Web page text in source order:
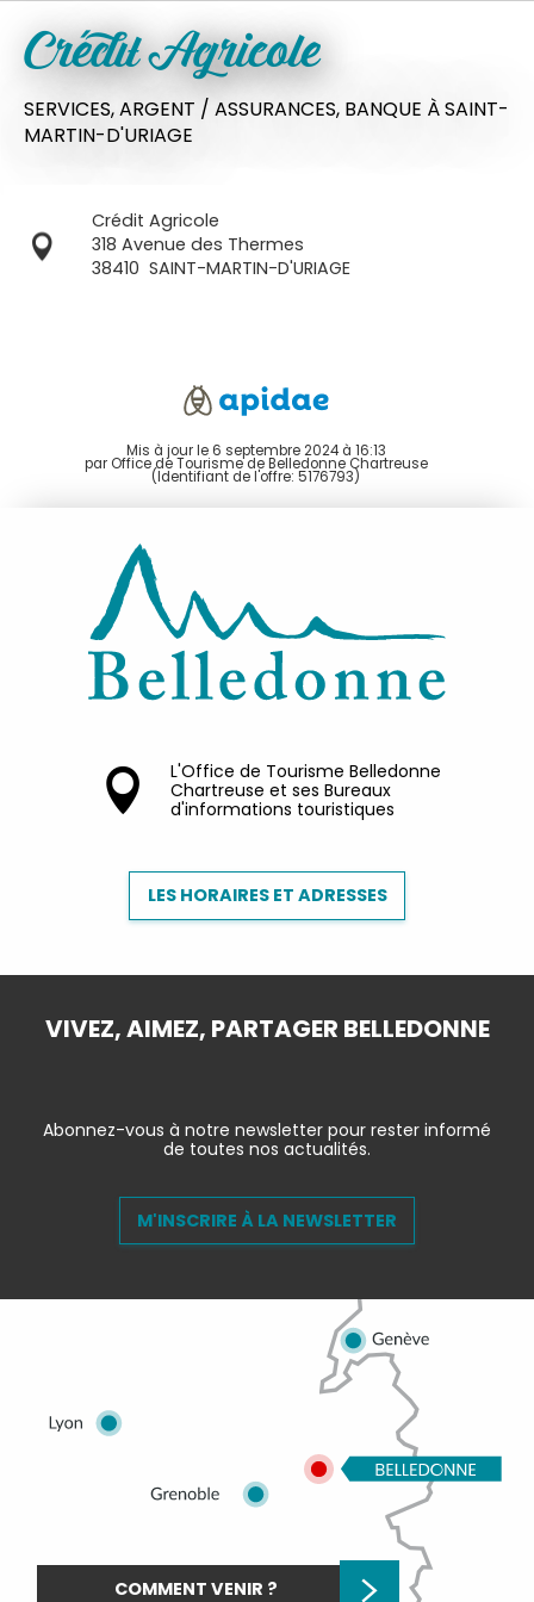
Crédit Agricole
SERVICES,ARGENT / ASSURANCES, BANQUE À SAINT-
MARTIN-D'URIAGE
Crédit Agricole
318 Avenue des Thermes
38410 SAINT-MARTIN-D'URIAGE
Mis à jour le 6 septembre 2024 à 16:13
par Office de Tourisme de Belledonne Chartreuse
(Identifiant de l'offre: 5176793)
L'Office de Tourisme Belledonne
Chartreuse et ses Bureaux
d'informations touristiques
LES HORAIRES ET ADRESSES
VIVEZ, AIMEZ, PARTAGER BELLEDONNE
Abonnez-vous à notre newsletter pour rester informé
de toutes nos actualités.
M'INSCRIRE À LA NEWSLETTER
COMMENT VENIR ?